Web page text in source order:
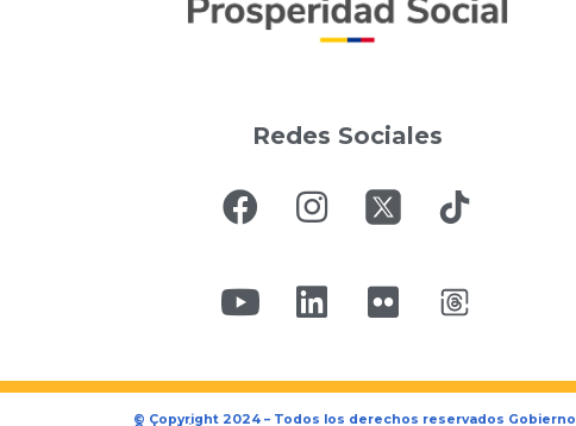
Redes Sociales
© Copyright 2024 – Todos los derechos reservados